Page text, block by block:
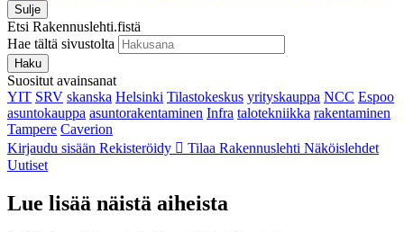
Sulje
Etsi Rakennuslehti.fistä
Hae tältä sivustolta
Haku
Suositut avainsanat
YIT SRV skanska Helsinki Tilastokeskus yrityskauppa NCC Espoo
asuntokauppa asuntorakentaminen Infra talotekniikka rakentaminen
Tampere Caverion
Kirjaudu sisään Rekisteröidy Tilaa Rakennuslehti Näköislehdet
Uutiset
Lue lisää näistä aiheista